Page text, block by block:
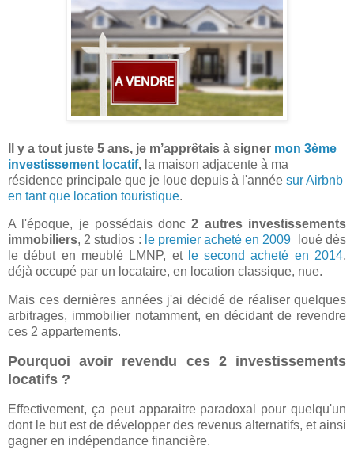
Il y a tout juste 5 ans, je m’apprêtais à signer mon 3ème
investissement locatif, la maison adjacente à ma
résidence principale que je loue depuis à l'année sur Airbnb
en tant que location touristique.
A l'époque, je possédais donc2 autres investissements
immobiliers, 2 studios : le premier acheté en 2009 loué dès
le début en meublé LMNP, et le second acheté en 2014,
déjà occupé par un locataire, en location classique, nue.
Mais ces dernières années j'ai décidé de réaliser quelques
arbitrages, immobilier notamment, en décidant de revendre
ces 2 appartements.
Pourquoi avoir revendu ces 2 investissements
locatifs ?
Effectivement, ça peut apparaitre paradoxal pour quelqu'un
dont le but est de développer des revenus alternatifs, et ainsi
gagner en indépendance financière.